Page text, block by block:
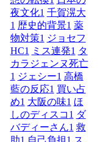
夜文化1 千賀滉大
1 歴史的背景1 薬
物対策1 ジョセフ
HC1 ミス連発1 タ
カラジェンヌ死亡
1 ジェシー1 高橋
藍の反応1 買い占
め1 大阪の味1 ほ
しのディスコ 1 ダ
バディーさん1 救
助1 自己負担1 ス